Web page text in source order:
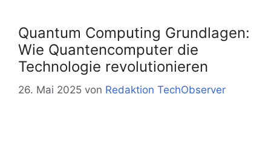
Quantum Computing Grundlagen:
Wie Quantencomputer die
Technologie revolutionieren
26. Mai 2025 von Redaktion TechObserver